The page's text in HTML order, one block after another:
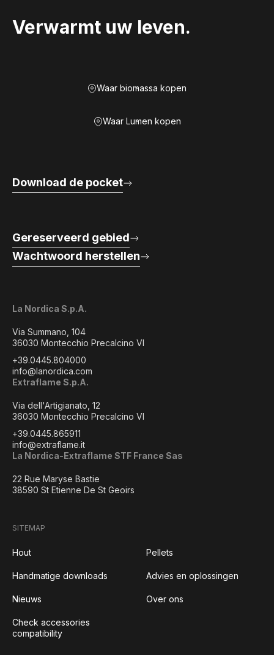
Verwarmt uw leven.
Waar biomassa kopen
Waar Lumen kopen
La Nordica S.p.A.
Via Summano, 104
36030 Montecchio Precalcino VI
+39.0445.804000
info@lanordica.com
Extraflame S.p.A.
Via dell'Artigianato, 12
36030 Montecchio Precalcino VI
+39.0445.865911
info@extraflame.it
La Nordica-Extraflame STF France Sas
22 Rue Maryse Bastie
38590 St Etienne De St Geoirs
Download de pocket
Gereserveerd gebied
Wachtwoord herstellen
SITEMAP
Hout Pellets
Handmatige downloads Advies en oplossingen
Nieuws Over ons
Check accessories
compatibility